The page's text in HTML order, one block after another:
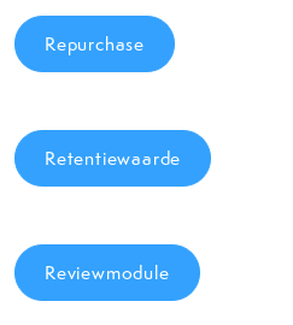
Repurchase
Retentiewaarde
Reviewmodule